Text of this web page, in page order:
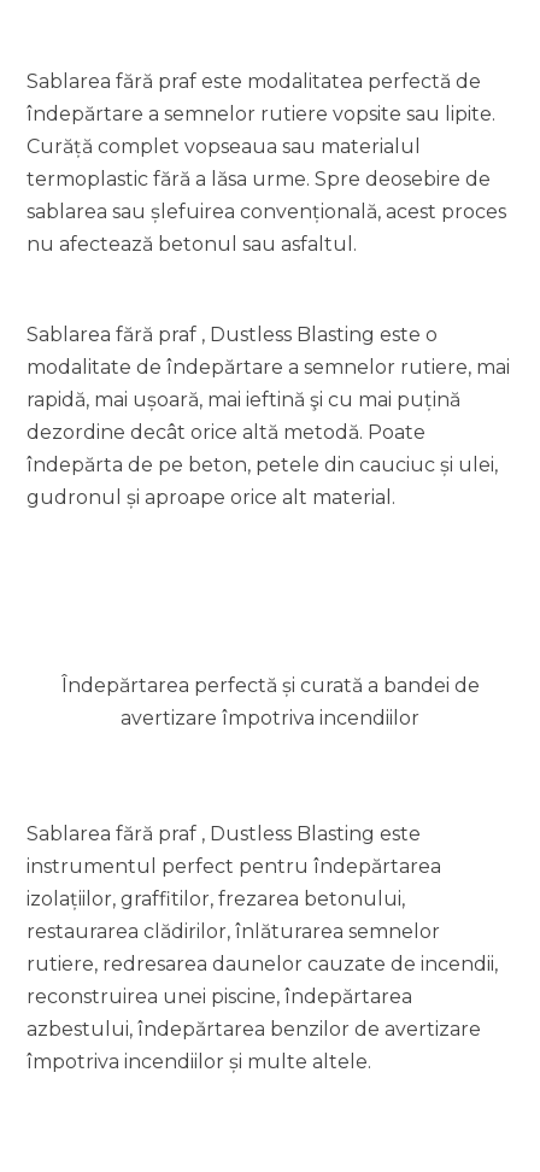
Sablarea fără praf este modalitatea perfectă de
îndepărtare a semnelor rutiere vopsite sau lipite.
Curăță complet vopseaua sau materialul
termoplastic fără a lăsa urme. Spre deosebire de
sablarea sau șlefuirea convențională, acest proces
nu afectează betonul sau asfaltul.
Sablarea fără praf , Dustless Blasting este o
modalitate de îndepărtare a semnelor rutiere, mai
rapidă, mai ușoară, mai ieftină şi cu mai puțină
dezordine decât orice altă metodă. Poate
îndepărta de pe beton, petele din cauciuc și ulei,
gudronul și aproape orice alt material.
Îndepărtarea perfectă și curată a bandei de
avertizare împotriva incendiilor
Sablarea fără praf , Dustless Blasting este
instrumentul perfect pentru îndepărtarea
izolațiilor, graffitilor, frezarea betonului,
restaurarea clădirilor, înlăturarea semnelor
rutiere, redresarea daunelor cauzate de incendii,
reconstruirea unei piscine, îndepărtarea
azbestului, îndepărtarea benzilor de avertizare
împotriva incendiilor și multe altele.